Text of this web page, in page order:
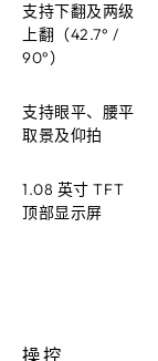
支持下翻及两级
上翻（42.7° /
90°）
支持眼平、腰平
取景及仰拍
1.08 英寸 TFT
顶部显示屏
操控